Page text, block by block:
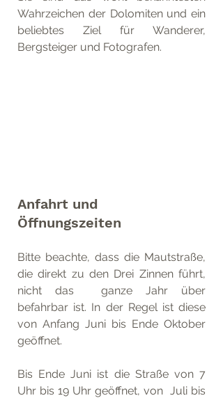
Wahrzeichen der Dolomiten und ein
beliebtes Ziel für Wanderer,
Bergsteiger und Fotografen.
Anfahrt und
Öffnungszeiten
Bitte beachte, dass die Mautstraße,
die direkt zu den Drei Zinnen führt,
nicht das  ganze Jahr über
befahrbar ist. In der Regel ist diese
von Anfang Juni bis Ende Oktober
geöffnet.
Bis Ende Juni ist die Straße von 7
Uhr bis 19 Uhr geöffnet, von  Juli bis